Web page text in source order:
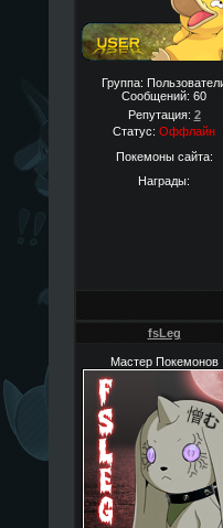
Группа:
Сообщений: 60
Репутация: 2
Статус: Оффлайн
Покемоны сайта:
Награды:
fsLeg
Мастер Покемонов